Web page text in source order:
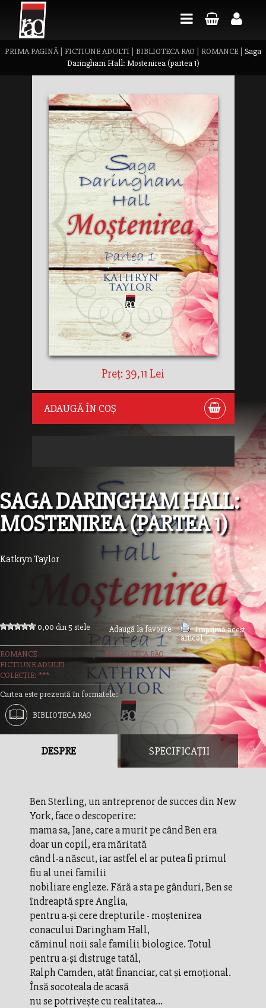
PRIMA PAGINĂ| FICTIUNE ADULTI BIBLIOTECA RAO ROMANCE
Saga
Daringham Hall: Mostenirea (partea 1)
Preț: 39,11 Lei
ADAUGĂ ÎN COȘ
SAGA DARINGHAM HALL:
MOSTENIREA (PARTEA 1)
Katkryn Taylor
0,00 din 5 stele Adaugă la favorite
Imprimă acest
articol
ROMANCE
BIBLIOTECA RAO
FICTIUNE ADULTI
COLECȚIE: ***
Cartea este prezentă în formatele:
BIBLIOTECA RAO
DESPRE SPECIFICAȚII
Ben Sterling, un antreprenor de succes din New
York, face o descoperire:
mama sa, Jane, care a murit pe când Ben era
doar un copil, era măritată
când l-a născut, iar astfel el ar putea fi primul
fiu al unei familii
nobiliare engleze. Fără a sta pe gânduri, Ben se
îndreaptă spre Anglia,
pentru a-şi cere drepturile - moştenirea
conacului Daringham Hall,
căminul noii sale familii biologice. Totul
pentru a-şi distruge tatăl,
Ralph Camden, atât financiar, cat şi emoţional.
Însă socoteala de acasă
nu se potriveşte cu realitatea...